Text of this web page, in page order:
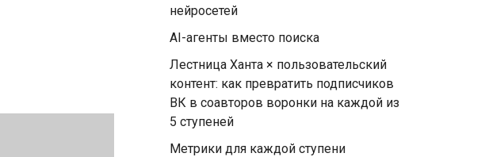
нейросетей
AI-агенты вместо поиска
Лестница Ханта × пользовательский
контент: как превратить подписчиков
ВК в соавторов воронки на каждой из
5 ступеней
Метрики для каждой ступени